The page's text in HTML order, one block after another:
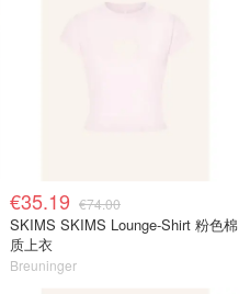
€35.19 €74.00
SKIMS SKIMS Lounge-Shirt 粉色棉
质上衣
Breuninger